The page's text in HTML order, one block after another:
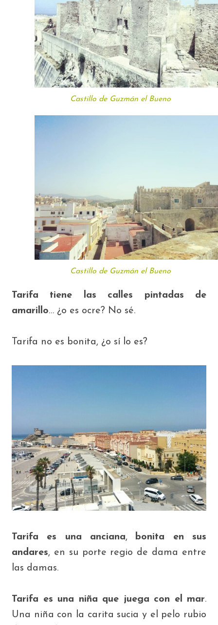
Castillo de Guzmán el Bueno
Castillo de Guzmán el Bueno
Tarifa tiene las calles pintadas de
amarillo… ¿o es ocre? No sé.
Tarifa no es bonita, ¿o sí lo es?
Tarifa es una anciana, bonita en sus
andares, en su porte regio de dama entre
las damas.
Tarifa es una niña que juega con el mar.
Una niña con la carita sucia y el pelo rubio